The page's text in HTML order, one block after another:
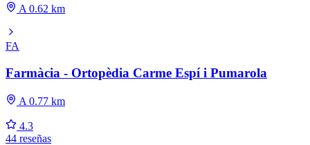
A 0.62 km
FA
Farmàcia - Ortopèdia Carme Espí i Pumarola
A 0.77 km
4.3
44 reseñas